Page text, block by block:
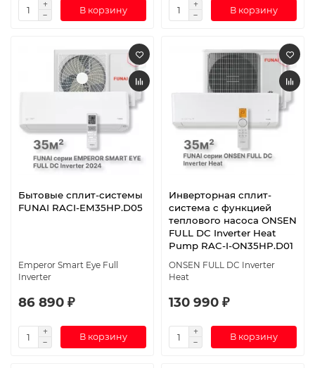
В корзину В корзину
Бытовые сплит-системы
FUNAI RACI-EM35HP.D05
Emperor Smart Eye Full
Inverter
86 890 ₽
В корзину
Инверторная сплит-
система с функцией
теплового насоса ONSEN
FULL DC Inverter Heat
Pump RAC-I-ON35HP.D01
ONSEN FULL DC Inverter
Heat
130 990 ₽
В корзину